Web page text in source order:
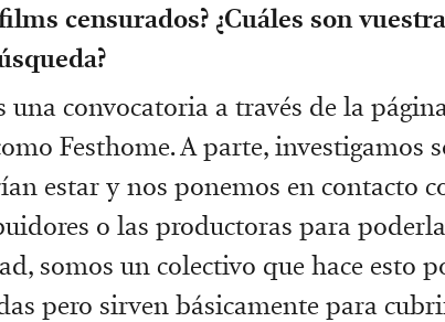
censurados? ¿Cuáles son
una convocatoria a través de la
Festhome. A parte, investigamos
estar y nos ponemos en contacto
o las productoras para
somos un colectivo que hace esto
pero sirven básicamente para